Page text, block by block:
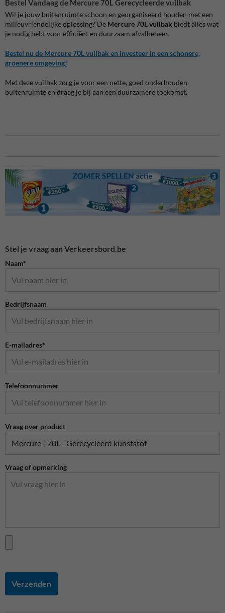
Bestel Vandaag de Mercure 70L Gerecycleerde vuilbak
Wil je jouw buitenruimte schoon en georganiseerd houden met een
milieuvriendelijke oplossing? De Mercure 70L vuilbak biedt alles wat
je nodig hebt voor efficiënt en duurzaam afvalbeheer.
Bestel nu de Mercure 70L vuilbak en investeer in een schonere,
groenere omgeving!
Met deze vuilbak zorg je voor een nette, goed onderhouden
buitenruimte en draag je bij aan een duurzamere toekomst.
Stel je vraag aan Verkeersbord.be
Naam*
Bedrijfsnaam
E-mailadres*
Telefoonnummer
Vraag over product
Vraag of opmerking
Verzenden